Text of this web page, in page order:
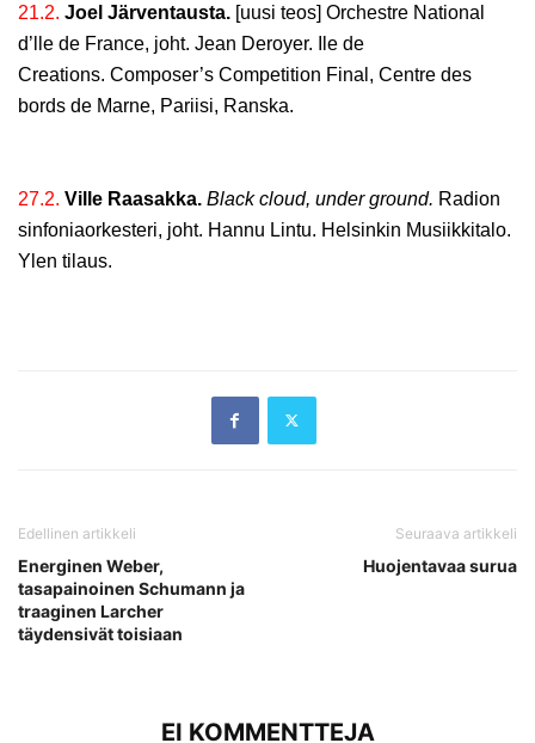
21.2. Joel Järventausta. [uusi teos] Orchestre National
d’lle de France, joht. Jean Deroyer. Ile de
Creations. Composer’s Competition Final, Centre des
bords de Marne, Pariisi, Ranska.
27.2. Ville Raasakka. Black cloud, under ground. Radion
sinfoniaorkesteri, joht. Hannu Lintu. Helsinkin Musiikkitalo.
Ylen tilaus.
Edellinen artikkeli
Energinen Weber,
tasapainoinen Schumann ja
traaginen Larcher
täydensivät toisiaan
Seuraava artikkeli
Huojentavaa surua
EI KOMMENTTEJA